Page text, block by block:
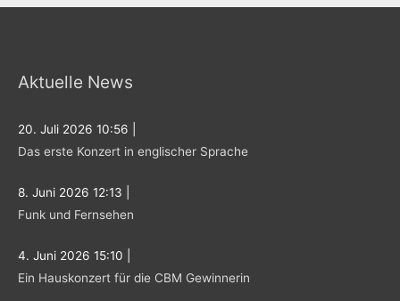
c
n
a
c
Aktuelle News
20. Juli 2026 10:56
Das erste Konzert in englischer Sprache
8. Juni 2026 12:13
Funk und Fernsehen
4. Juni 2026 15:10
Ein Hauskonzert für die CBM Gewinnerin